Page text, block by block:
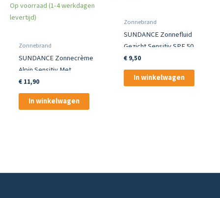
Op voorraad (1-4 werkdagen
levertijd)
Zonnebrand
SUNDANCE Zonnecrème
Alpin Sensitiv Met
Koudebescherming SPF
50 50 ml
€11,90
In winkelwagen
Zonnebrand
SUNDANCE Zonnefluid
Gezicht Sensitiv SPF 50
€9,50
In winkelwagen